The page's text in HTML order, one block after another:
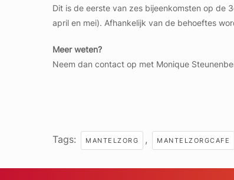
Dit is de eerste van zes bijeenkomsten op de
april en mei). Afhankelijk van de behoeftes
Meer weten?
Neem dan contact op met Monique
Tags: MANTELZORG , MANTELZORGCAFE